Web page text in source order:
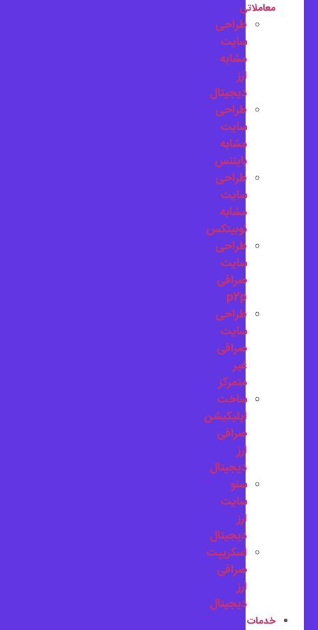
معاملاتی
طراحی
سایت
مشابه
ارز
دیجیتال
طراحی
سایت
مشابه
بایننس
طراحی
سایت
مشابه
نوبیتکس
طراحی
سایت
صرافی
p2p
طراحی
سایت
صرافی
غیر
متمرکز
ساخت
اپلیکیشن
صرافی
ارز
دیجیتال
سئو
سایت
ارز
دیجیتال
اسکریپت
صرافی
ارز
دیجیتال
خدمات